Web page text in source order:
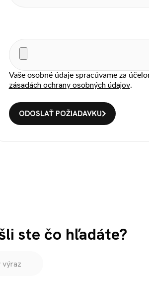
Vaše osobné údaje spracúvame za
zásadách ochrany osobných údajov.
ste čo hľadáte?